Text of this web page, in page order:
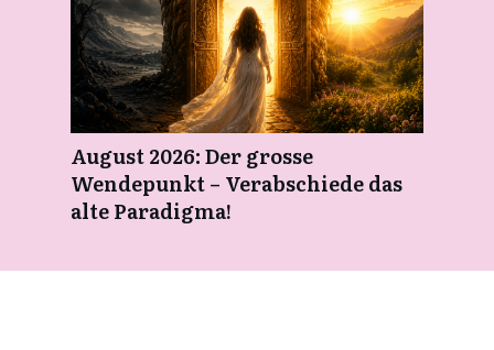
August 2026: Der grosse
Wendepunkt – Verabschiede das
alte Paradigma!